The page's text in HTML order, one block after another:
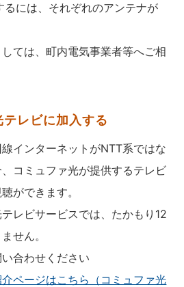
るには、それぞれのアンテナが
ては、町内電気事業者等へご相
レビに加入する
インターネットがNTT系ではな
コミュファ光が提供するテレビ
ができます。
レビサービスでは、たかもり12
せん。
合わせください
ページはこちら（コミュファ光